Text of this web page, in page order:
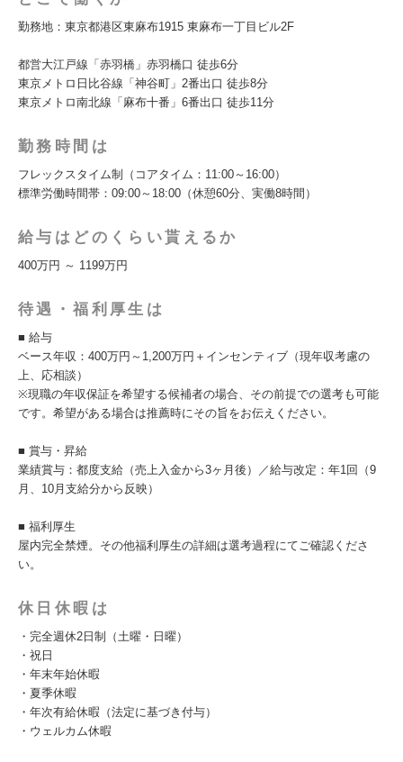
勤務地：東京都港区東麻布1915 東麻布一丁目ビル2F
都営大江戸線「赤羽橋」赤羽橋口 徒歩6分
東京メトロ日比谷線「神谷町」2番出口 徒歩8分
東京メトロ南北線「麻布十番」6番出口 徒歩11分
勤務時間は
フレックスタイム制（コアタイム：11:00～16:00）
標準労働時間帯：09:00～18:00（休憩60分、実働8時間）
給与はどのくらい貰えるか
400万円 ～ 1199万円
待遇・福利厚生は
■ 給与
ベース年収：400万円～1,200万円＋インセンティブ（現年収考慮の
上、応相談）
※現職の年収保証を希望する候補者の場合、その前提での選考も可能
です。希望がある場合は推薦時にその旨をお伝えください。
■ 賞与・昇給
業績賞与：都度支給（売上入金から3ヶ月後）／給与改定：年1回（9
月、10月支給分から反映）
■ 福利厚生
屋内完全禁煙。その他福利厚生の詳細は選考過程にてご確認くださ
い。
休日休暇は
・完全週休2日制（土曜・日曜）
・祝日
・年末年始休暇
・夏季休暇
・年次有給休暇（法定に基づき付与）
・ウェルカム休暇